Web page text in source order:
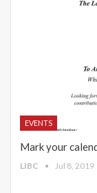
EVENTS
Mark your
LIBC Jul 8, 2019